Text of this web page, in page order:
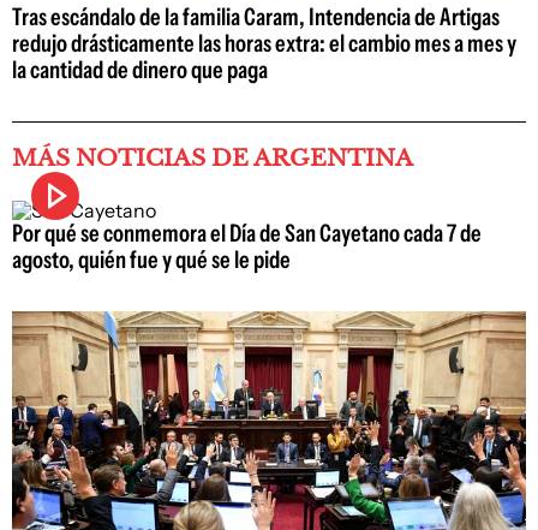
Tras escándalo de la familia Caram, Intendencia de Artigas
redujo drásticamente las horas extra: el cambio mes a mes y
la cantidad de dinero que paga
MÁS NOTICIAS DE ARGENTINA
Por qué se conmemora el Día de San Cayetano cada 7 de
agosto, quién fue y qué se le pide